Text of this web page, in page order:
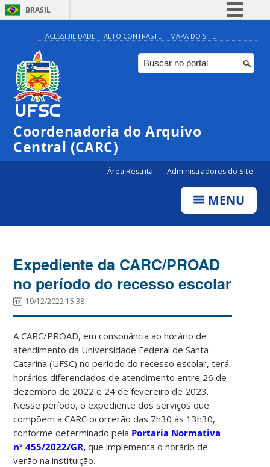
BRASIL
Simplifique!
Comunica BR
Participe
Canais
ACESSIBILIDADE ALTO CONTRASTE MAPA DO SITE
Coordenadoria do Arquivo
Central (CARC)
Área Restrita Administradores do Site
MENU
Expediente da CARC/PROAD
no período do recesso escolar
19/12/2022 15:38
A CARC/PROAD, em consonância ao horário de
atendimento da Universidade Federal de Santa
Catarina (UFSC) no período do recesso escolar, terá
horários diferenciados de atendimento entre 26 de
dezembro de 2022 e 24 de fevereiro de 2023.
Nesse período, o expediente dos serviços que
compõem a CARC ocorrerão das 7h30 às 13h30,
conforme determinado pela Portaria Normativa
nº 455/2022/GR, que implementa o horário de
verão na instituição.